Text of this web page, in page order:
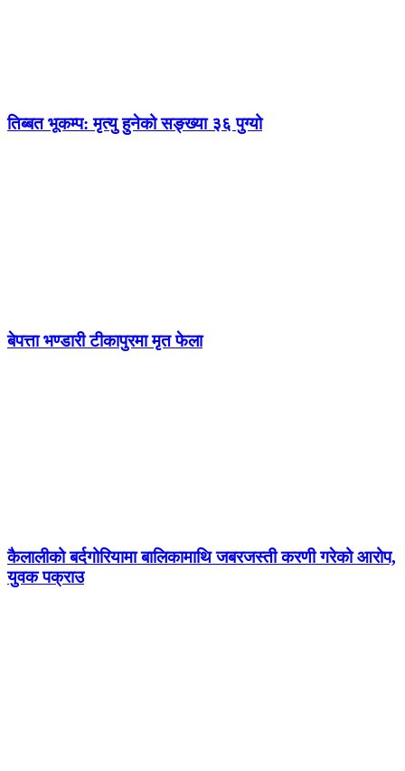
तिब्बत भूकम्प: मृत्यु हुनेको सङ्ख्या ३६ पुग्यो
बेपत्ता भण्डारी टीकापुरमा मृत फेला
कैलालीको बर्दगोरियामा बालिकामाथि जबरजस्ती करणी गरेको आरोप,
युवक पक्राउ